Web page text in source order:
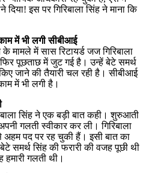
इस पर गिरिबाला सिंह ने माना कि
में भी लगी सीबीआई
मामले में सास रिटायर्ड जज गिरिबाला
पूछताछ में जुट गई है। उन्हें बेटे समर्थ
जाने की तैयारी चल रही है। सीबीआई
में भी लगी है।
सिंह ने एक बड़ी बात कही। शुरुआती
गलती स्वीकार कर ली। गिरिबाला
अहम पद पर रह चुकी हैं। इसी बात का
समर्थ सिंह की फरारी की वजह पूछी थी
गलती थी।